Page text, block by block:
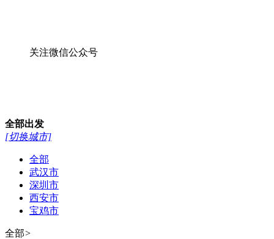
关注微信公众号
全部出发
[切换城市]
全部
武汉市
深圳市
西安市
宝鸡市
全部>